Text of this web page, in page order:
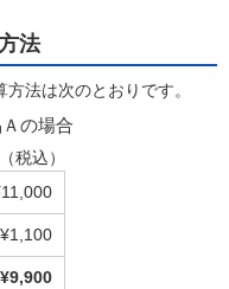
法
法は次のとおりです。
の場合
（税込）
¥9,900